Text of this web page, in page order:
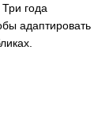
года
адаптировать